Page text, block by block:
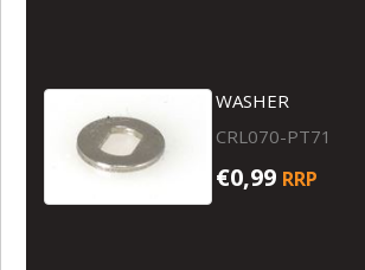
WASHER
CRL070-PT71
€0,99 RRP